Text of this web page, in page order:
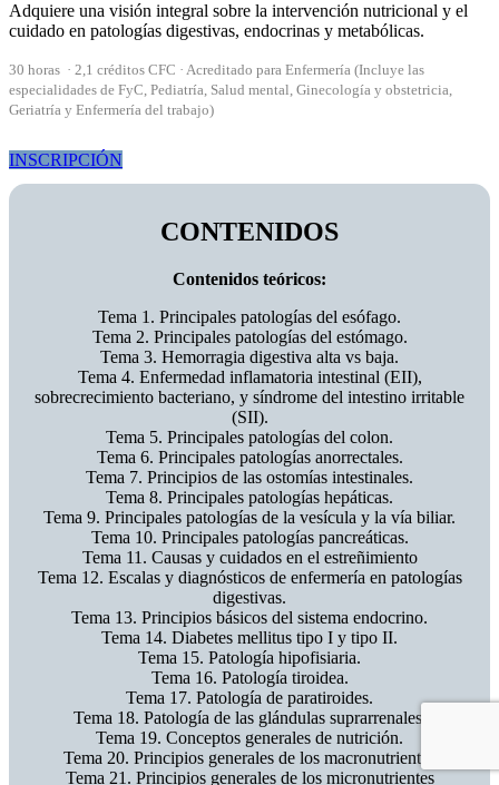
Adquiere una visión integral sobre la intervención nutricional y el
cuidado en patologías digestivas, endocrinas y metabólicas.
30 horas · 2,1 créditos CFC · Acreditado para Enfermería (Incluye las
especialidades de FyC, Pediatría, Salud mental, Ginecología y obstetricia,
Geriatría y Enfermería del trabajo)
INSCRIPCIÓN
CONTENIDOS
Contenidos teóricos:
Tema 1. Principales patologías del esófago.
Tema 2. Principales patologías del estómago.
Tema 3. Hemorragia digestiva alta vs baja.
Tema 4. Enfermedad inflamatoria intestinal (EII),
sobrecrecimiento bacteriano, y síndrome del intestino irritable
(SII).
Tema 5. Principales patologías del colon.
Tema 6. Principales patologías anorrectales.
Tema 7. Principios de las ostomías intestinales.
Tema 8. Principales patologías hepáticas.
Tema 9. Principales patologías de la vesícula y la vía biliar.
Tema 10. Principales patologías pancreáticas.
Tema 11. Causas y cuidados en el estreñimiento
Tema 12. Escalas y diagnósticos de enfermería en patologías
digestivas.
Tema 13. Principios básicos del sistema endocrino.
Tema 14. Diabetes mellitus tipo I y tipo II.
Tema 15. Patología hipofisiaria.
Tema 16. Patología tiroidea.
Tema 17. Patología de paratiroides.
Tema 18. Patología de las glándulas suprarrenales.
Tema 19. Conceptos generales de nutrición.
Tema 20. Principios generales de los macronutrientes
Tema 21. Principios generales de los micronutrientes